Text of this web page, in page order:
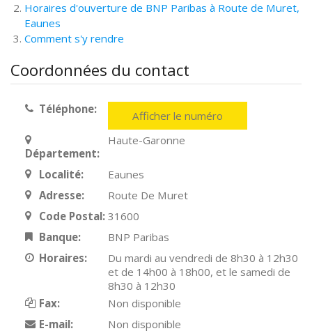
Horaires d'ouverture de BNP Paribas à Route de Muret,
Eaunes
Comment s'y rendre
Coordonnées du contact
Téléphone: Afficher le numéro
Département:
Haute-Garonne
Localité:
Eaunes
Adresse:
Route De Muret
Code Postal: 31600
Banque:
BNP Paribas
Horaires:
Du mardi au vendredi de 8h30 à 12h30
et de 14h00 à 18h00, et le samedi de
8h30 à 12h30
Fax:
Non disponible
E-mail:
Non disponible